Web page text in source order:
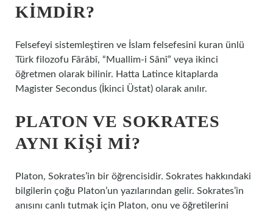
KIMDIR?
Felsefeyi sistemleştiren ve İslam felsefesini kuran ünlü
Türk filozofu Fârâbî, “Muallim-i Sânî” veya ikinci
öğretmen olarak bilinir. Hatta Latince kitaplarda
Magister Secondus (İkinci Üstat) olarak anılır.
PLATON VE SOKRATES
AYNI KIŞI MI?
Platon, Sokrates’in bir öğrencisidir. Sokrates hakkındaki
bilgilerin çoğu Platon’un yazılarından gelir. Sokrates’in
anısını canlı tutmak için Platon, onu ve öğretilerini